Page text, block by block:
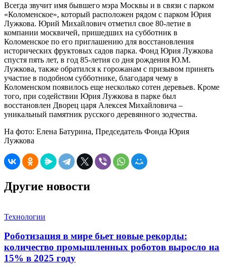
Всегда звучит имя бывшего мэра Москвы и в связи с парком
«Коломенское», который расположен рядом с парком Юрия
Лужкова. Юрий Михайлович отметил свое 80-летие в
компании москвичей, пришедших на субботник в
Коломенское по его приглашению для восстановления
исторических фруктовых садов парка. Фонд Юрия Лужкова
спустя пять лет, в год 85-летия со дня рождения Ю.М.
Лужкова, также обратился к горожанам с призывом принять
участие в подобном субботнике, благодаря чему в
Коломенском появилось еще несколько сотен деревьев. Кроме
того, при содействии Юрия Лужкова в парке был
восстановлен Дворец царя Алексея Михайловича –
уникальный памятник русского деревянного зодчества.
На фото: Елена Батурина, Председатель Фонда Юрия
Лужкова
Другие новости
Технологии
Роботизация в мире бьет новые рекорды:
количество промышленных роботов выросло на
15% в 2025 году